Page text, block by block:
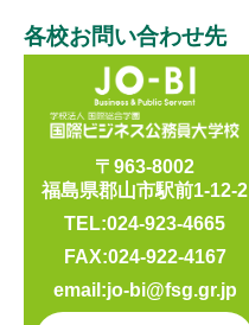
各校お問い合わせ先
〒963-8002
福島県郡山市駅前1-12-2
TEL:024-923-4665
FAX:024-922-4167
email:jo-bi@fsg.gr.jp